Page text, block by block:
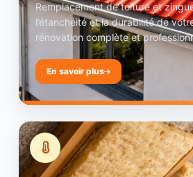
Remplacement de toiture et
l’étanchéité et la durabilité de
rénovation complète et
En savoir plus